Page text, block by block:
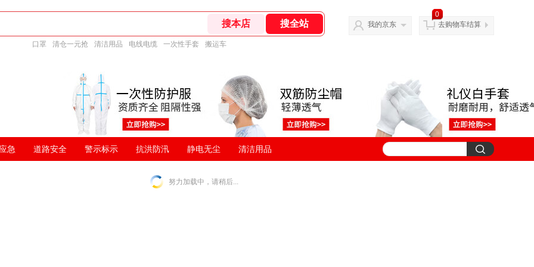
口罩 清仓一元抢 清洁用品 电线电缆 一次性手套 搬运车
我的京东
0
去购物车结算
急 道路安全 警示标示 抗洪防汛 静电无尘 清洁用品
努力加载中，请稍后...